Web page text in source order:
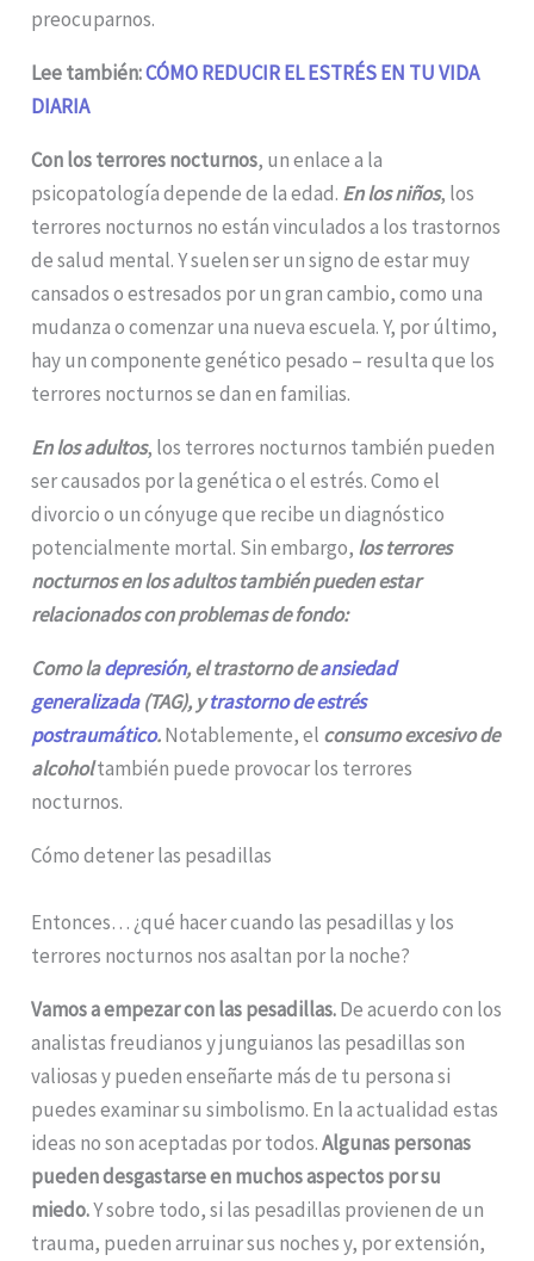
preocuparnos.
Lee también:CÓMO REDUCIR EL ESTRÉS EN TU VIDA
DIARIA
Con los terrores nocturnos, un enlace a la
psicopatología depende de la edad. En los niños, los
terrores nocturnos no están vinculados a los trastornos
de salud mental. Y suelen ser un signo de estar muy
cansados o estresados por un gran cambio, como una
mudanza o comenzar una nueva escuela. Y, por último,
hay un componente genético pesado – resulta que los
terrores nocturnos se dan en familias.
En los adultos, los terrores nocturnos también pueden
ser causados ​​por la genética o el estrés. Como el
divorcio o un cónyuge que recibe un diagnóstico
potencialmente mortal. Sin embargo, los terrores
nocturnos en los adultos también pueden estar
relacionados con problemas de fondo:
Como ladepresión, el trastorno deansiedad
generalizada(TAG), ytrastorno de estrés
postraumático.Notablemente, el consumo excesivo de
alcoholtambién puede provocar los terrores
nocturnos.
Cómo detener las pesadillas
Entonces… ¿qué hacer cuando las pesadillas y los
terrores nocturnos nos asaltan por la noche?
Vamos a empezar con las pesadillas.De acuerdo con los
analistas freudianos y junguianos las pesadillas son
valiosas y pueden enseñarte más de tu persona si
puedes examinar su simbolismo. En la actualidad estas
ideas no son aceptadas por todos.Algunas personas
pueden desgastarse en muchos aspectos por su
miedo.Y sobre todo, si las pesadillas provienen de un
trauma, pueden arruinar sus noches y, por extensión,